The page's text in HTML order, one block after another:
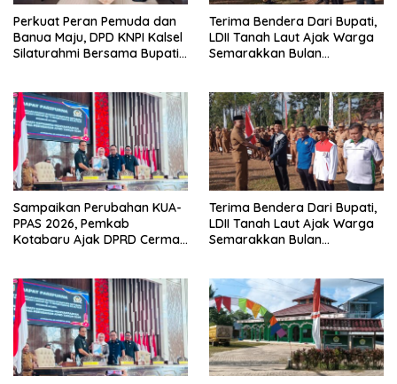
Perkuat Peran Pemuda dan
Banua Maju, DPD KNPI Kalsel
Silaturahmi Bersama Bupati
Terima Bendera Dari Bupati,
LDII Tanah Laut Ajak Warga
Semarakkan Bulan
Sampaikan Perubahan KUA-
PPAS 2026, Pemkab
Kotabaru Ajak DPRD Cermati
Terima Bendera Dari Bupati,
LDII Tanah Laut Ajak Warga
Semarakkan Bulan